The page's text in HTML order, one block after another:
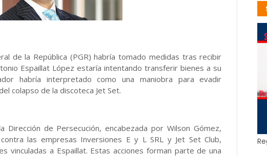
de la República (PGR) habría tomado medidas tras recibir
Espaillat López estaría intentando transferir bienes a su
habría interpretado como una maniobra para evadir
colapso de la discoteca Jet Set.
Dirección de Persecución, encabezada por Wilson Gómez,
las empresas Inversiones E y L SRL y Jet Set Club,
vinculadas a Espaillat. Estas acciones forman parte de una